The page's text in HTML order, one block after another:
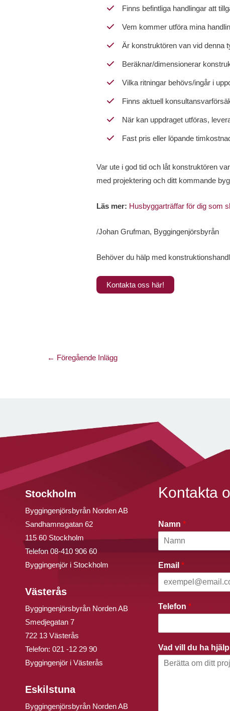
Finns befintliga handlingar att
Vem kommer utföra mina
Är konstruktören van vid denna
Beräknar/dimensionerar
Vilka ritningar behövs/ingår i
Finns aktuell
När kan uppdraget utföras,
Fast pris eller löpande
Var ute i god tid och låt konstruktören
med projektering och ditt kommande
Läs mer: Husbyggarträffar för dig som
/Johan Grufman, Byggingenjörsbyrån
Behöver du hälp med
Kontakta oss här!
← Föregående Inlägg
Stockholm
Byggingenjörsbyrån Norden AB
Sandhamnsgatan 62
115 60 Stockholm
Telefon08-410 906 60
Byggingenjör i Stockholm
Västerås
Byggingenjörsbyrån Norden AB
Smedjegatan 7
722 13 Västerås
Telefon: 021 -12 29 90
Byggingenjör i Västerås
Eskilstuna
Byggingenjörsbyrån Norden AB
Kontakta
Namn*
Email*
Telefon*
Vad vill du ha